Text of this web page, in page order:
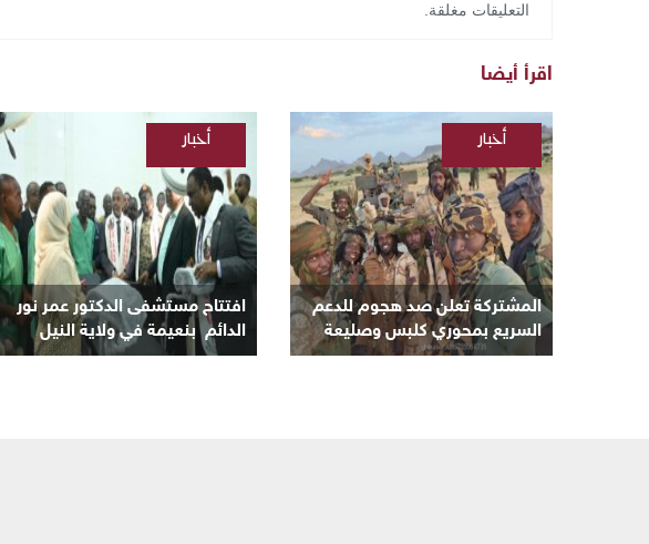
التعليقات مغلقة.
اقرأ أيضا
المشتركة تعلن صد هجوم للدعم
السريع بمحوري كلبس وصليعة
وتدمير والاستيلاء على ٦٥ عربة
أخبار
/
السودانية
افتتاح مستشفى الدكتور عمر نور
الدائم بنعيمة في ولاية النيل
الأبيض
أخبار
/
السودانية